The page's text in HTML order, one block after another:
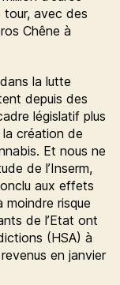
tour, avec des
Chêne à
la lutte
depuis des
législatif plus
création de
Et nous ne
de l’Inserm,
aux effets
risque
de l’Etat ont
(HSA) à
en janvier